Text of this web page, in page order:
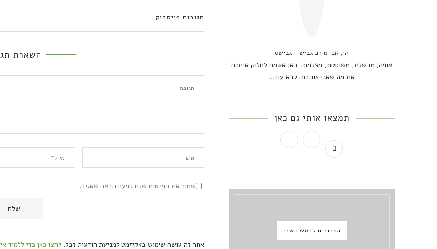
תגובות פייסבוק
השארת
שמור את הפרטים שלח לפעם הבאה שאגיב.
אתר זה עושה שימוש באקיזמט למניעת הודעות זבל. לחצו כאן כדי ללמוד
הי, אני מירב גביש - גבישס
אופה, מבשלת, משוטטת, מצלמת. וכאן אשמח לחלוק איתכם
את מה שאני אוהבת. קרא עוד...
תמצאו אותי גם כאן
מתכונים לראש השנה